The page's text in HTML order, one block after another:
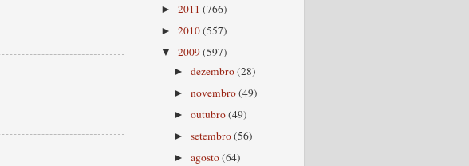
► 2011 (766)
► 2010(557)
▼ 2009(597)
►dezembro(28)
►novembro(49)
►outubro(49)
►setembro(56)
►agosto(64)